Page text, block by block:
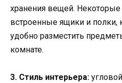
хранения вещей.
встроенные ящики и полки,
удобно разместить
комнате.
3. Стиль интерьера: